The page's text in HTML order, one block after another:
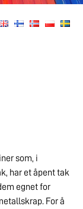
som, i
har et åpent tak
egnet for
For å